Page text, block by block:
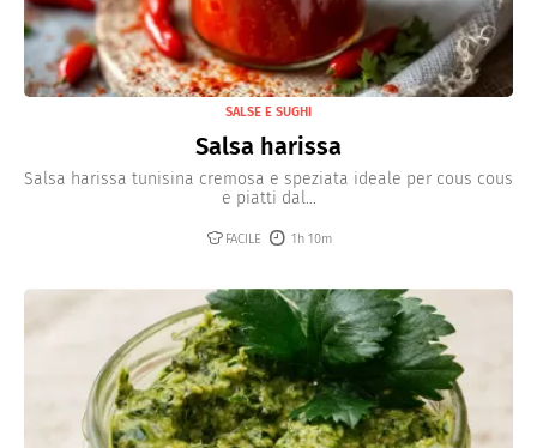
SALSE E SUGHI
Salsa harissa
Salsa harissa tunisina cremosa e speziata ideale per cous cous
e piatti dal...
FACILE 1h 10m